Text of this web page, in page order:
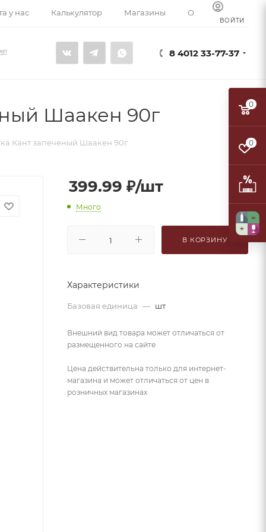
у нас Калькулятор Магазины О компании
ВОЙТИ
8 4012 33-77-37
Шаакен 90г
Кант запеченый Шаакен 90г
399.99 ₽/шт
Много
В КОРЗИНУ
Характеристики
Базовая единица — шт
Внешний вид товара может отличаться от
размещенного на сайте
Цена действительна только для интернет-
магазина и может отличаться от цен в
розничных магазинах
0
0